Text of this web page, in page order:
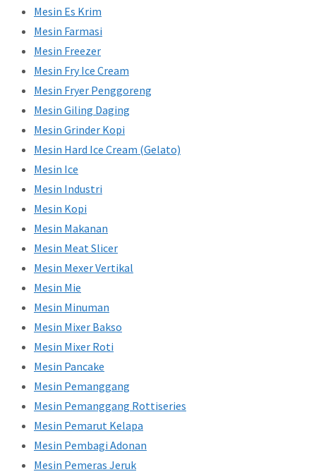
Mesin Es Krim
Mesin Farmasi
Mesin Freezer
Mesin Fry Ice Cream
Mesin Fryer Penggoreng
Mesin Giling Daging
Mesin Grinder Kopi
Mesin Hard Ice Cream (Gelato)
Mesin Ice
Mesin Industri
Mesin Kopi
Mesin Makanan
Mesin Meat Slicer
Mesin Mexer Vertikal
Mesin Mie
Mesin Minuman
Mesin Mixer Bakso
Mesin Mixer Roti
Mesin Pancake
Mesin Pemanggang
Mesin Pemanggang Rottiseries
Mesin Pemarut Kelapa
Mesin Pembagi Adonan
Mesin Pemeras Jeruk